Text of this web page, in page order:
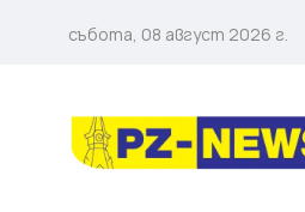
събота, 08 август 2026 г.